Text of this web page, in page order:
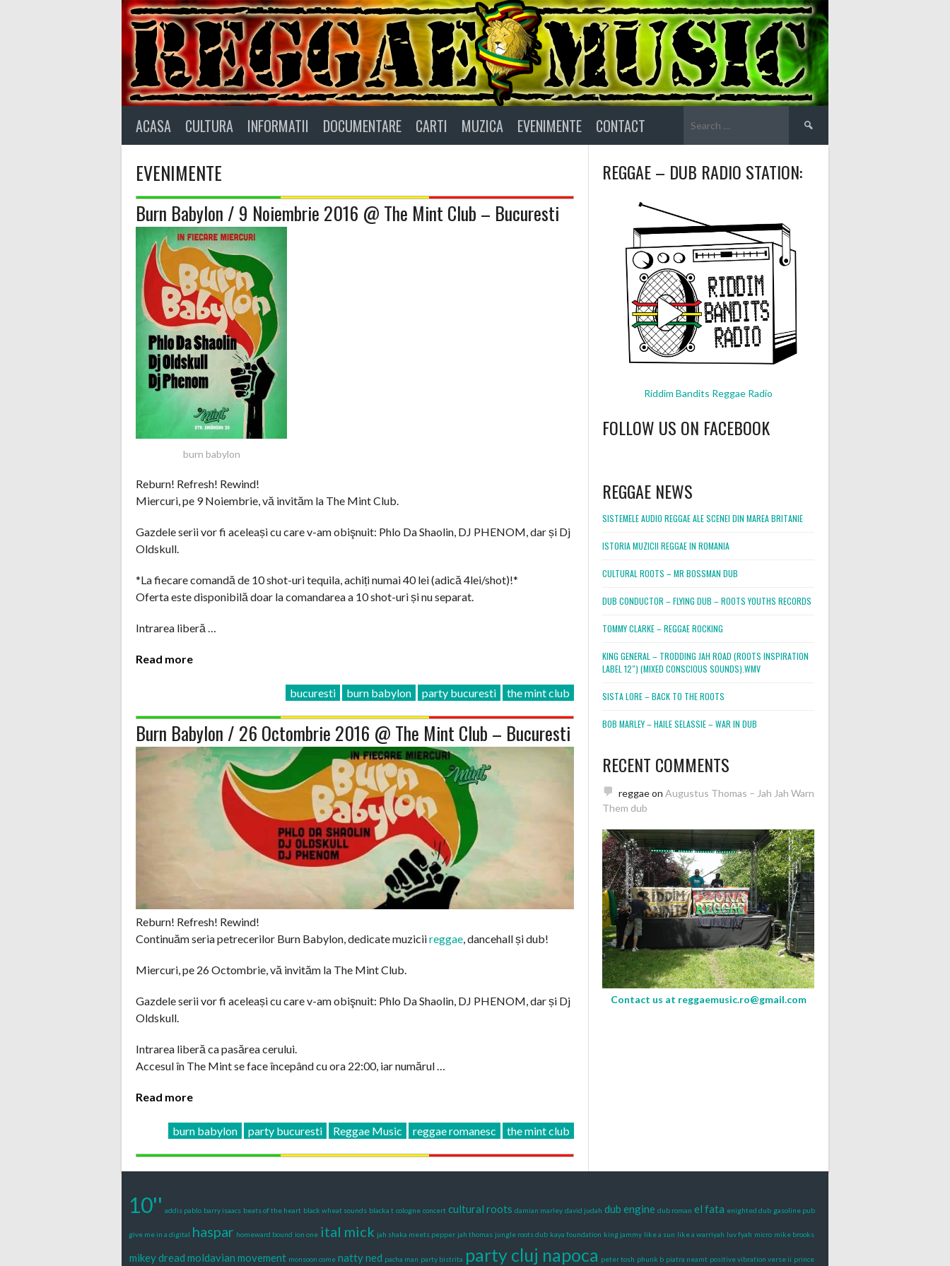
ACASA CULTURA INFORMATII DOCUMENTARE CARTI MUZICA EVENIMENTE CONTACT
for:
EVENIMENTE
Burn Babylon / 9 Noiembrie 2016 @ The Mint Club – Bucuresti
burn babylon
Reburn! Refresh! Rewind!
Miercuri, pe 9 Noiembrie, vă invităm la The Mint Club.
Gazdele serii vor fi aceleași cu care v-am obişnuit: Phlo Da Shaolin, DJ PHENOM, dar și Dj
Oldskull.
*La fiecare comandă de 10 shot-uri tequila, achiți numai 40 lei (adică 4lei/shot)!*
Oferta este disponibilă doar la comandarea a 10 shot-uri și nu separat.
Intrarea liberă …
Read more
bucuresti burn babylon party bucuresti the mint club
Burn Babylon / 26 Octombrie 2016 @ The Mint Club – Bucuresti
Reburn! Refresh! Rewind!
Continuăm seria petrecerilor Burn Babylon, dedicate muziciireggae , dancehall și dub!
Miercuri, pe 26 Octombrie, vă invităm la The Mint Club.
Gazdele serii vor fi aceleași cu care v-am obişnuit: Phlo Da Shaolin, DJ PHENOM, dar și Dj
Oldskull.
Intrarea liberă ca pasărea cerului.
Accesul în The Mint se face începând cu ora 22:00, iar numărul …
Read more
burn babylon party bucuresti Reggae Music reggae romanesc the mint club
REGGAE – DUB RADIO STATION:
Riddim Bandits Reggae Radio
FOLLOW US ON FACEBOOK
REGGAE NEWS
SISTEMELE AUDIO REGGAE ALE SCENEI DIN MAREA BRITANIE
ISTORIA MUZICII REGGAE IN ROMANIA
CULTURAL ROOTS – MR BOSSMAN DUB
DUB CONDUCTOR – FLYING DUB – ROOTS YOUTHS RECORDS
TOMMY CLARKE – REGGAE ROCKING
KING GENERAL – TRODDING JAH ROAD (ROOTS INSPIRATION
LABEL 12″) (MIXED CONSCIOUS SOUNDS).WMV
SISTA LORE – BACK TO THE ROOTS
BOB MARLEY – HAILE SELASSIE – WAR IN DUB
RECENT COMMENTS
reggaeon Augustus Thomas – Jah Jah Warn
Them dub
Contact us at reggaemusic.ro@gmail.com
10'' addis pablo barry isaacs beats of the heart black wheat sounds blacka t cologne concert cultural roots damian marley david judah dub engine dub roman el fata enighted dub gasoline pub
give me in a digital haspar homeward bound ion one ital mick jah shaka meets pepper jah thomas jungle roots dub kaya foundation king jammy like a sun like a warriyah luv fyah micro mike brooks
mikey dread moldavian movement monsoon come natty ned pacha man party bistrita party cluj napoca peter tosh phunk b piatra neamt positive vibration verse ii prince